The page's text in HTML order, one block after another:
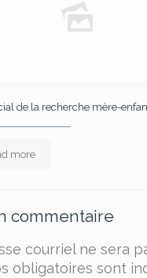
de la recherche mère-
more
commentaire
courriel ne sera
obligatoires sont